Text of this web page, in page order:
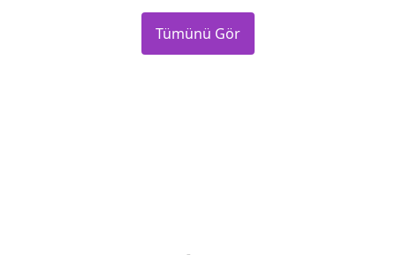
Tümünü Gör